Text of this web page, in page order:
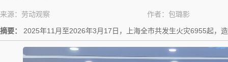
来源：劳动观察 作者：包璐影
摘要： 2025年11月至2026年3月17日，上海全市共发生火灾6955起，